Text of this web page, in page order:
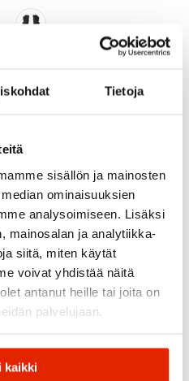
Tietoja
sisällön ja mainosten
ominaisuuksien
analysoimiseen. Lisäksi
mainosalan ja analytiikka-
siitä, miten käytät
voivat yhdistää näitä
antanut heille tai joita on
palvelujaan.
kaikki
Toppahanska